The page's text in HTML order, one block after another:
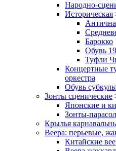
Народно-
Историческая
Барокко
Обувь
Туфли
Концертные
оркестра
Обувь
Зонты сценические
Японские и
Зонты-
Крылья
Веера: перьевые,
Китайские